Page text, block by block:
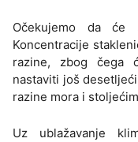
Očekujemo da će
Koncentracije
razine, zbog čega
nastaviti još
razine mora i
Uz ublažavanje